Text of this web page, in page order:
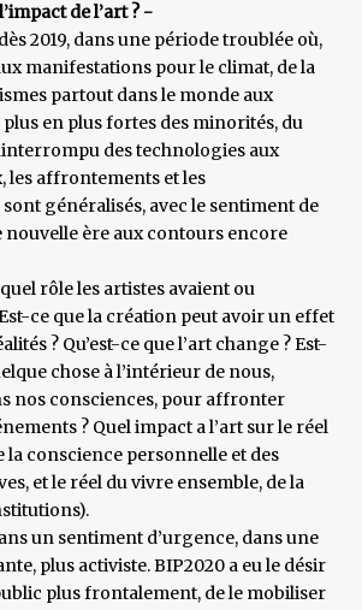
de l’art ? -
2019, dans une période troublée où,
manifestations pour le climat, de la
partout dans le monde aux
en plus fortes des minorités, du
des technologies aux
les affrontements et les
généralisés, avec le sentiment de
nouvelle ère aux contours encore
rôle les artistes avaient ou
ce que la création peut avoir un effet
? Qu’est-ce que l’art change ? Est-
chose à l’intérieur de nous,
nos consciences, pour affronter
? Quel impact a l’art sur le réel
la conscience personnelle et des
et le réel du vivre ensemble, de la
un sentiment d’urgence, dans une
plus activiste. BIP2020 a eu le désir
plus frontalement, de le mobiliser